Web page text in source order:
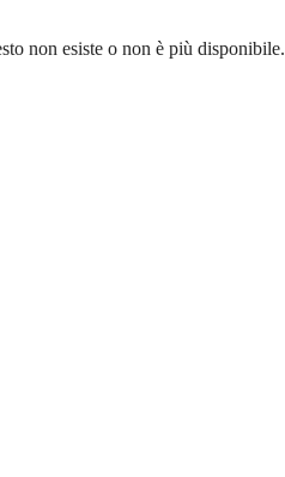
non esiste o non è più disponibile.